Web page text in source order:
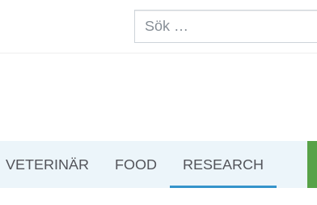
VETERINÄR FOOD RESEARCH